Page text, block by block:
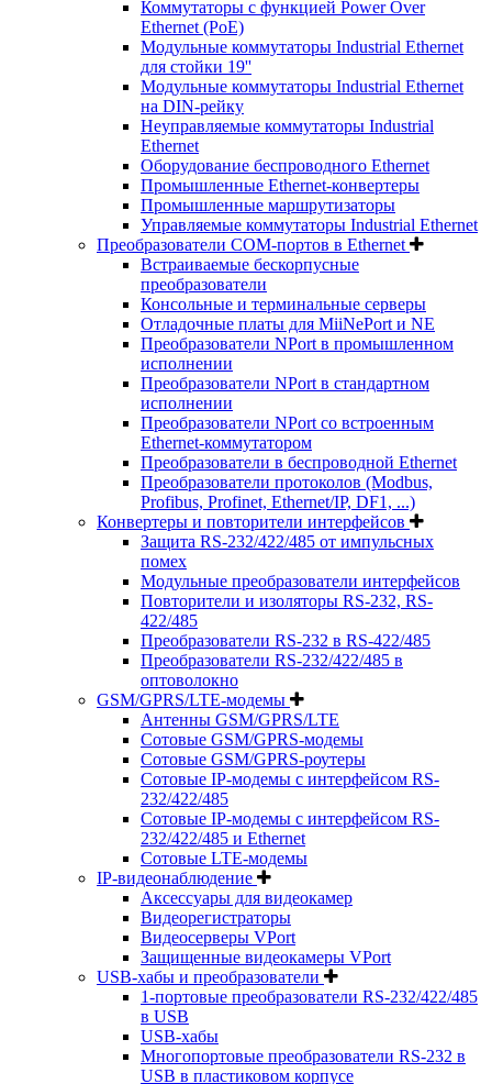
Коммутаторы с функцией Power Over
Ethernet (PoE)
Модульные коммутаторы Industrial Ethernet
для стойки 19''
Модульные коммутаторы Industrial Ethernet
на DIN-рейку
Неуправляемые коммутаторы Industrial
Ethernet
Оборудование беспроводного Ethernet
Промышленные Ethernet-конвертеры
Промышленные маршрутизаторы
Управляемые коммутаторы Industrial Ethernet
Преобразователи COM-портов в Ethernet
Встраиваемые бескорпусные
преобразователи
Консольные и терминальные серверы
Отладочные платы для MiiNePort и NE
Преобразователи NPort в промышленном
исполнении
Преобразователи NPort в стандартном
исполнении
Преобразователи NPort со встроенным
Ethernet-коммутатором
Преобразователи в беспроводной Ethernet
Преобразователи протоколов (Modbus,
Profibus, Profinet, Ethernet/IP, DF1, ...)
Конвертеры и повторители интерфейсов
Защита RS-232/422/485 от импульсных
помех
Модульные преобразователи интерфейсов
Повторители и изоляторы RS-232, RS-
422/485
Преобразователи RS-232 в RS-422/485
Преобразователи RS-232/422/485 в
оптоволокно
GSM/GPRS/LTE-модемы
Антенны GSM/GPRS/LTE
Сотовые GSM/GPRS-модемы
Сотовые GSM/GPRS-роутеры
Сотовые IP-модемы с интерфейсом RS-
232/422/485
Сотовые IP-модемы с интерфейсом RS-
232/422/485 и Ethernet
Сотовые LTE-модемы
IP-видеонаблюдение
Аксессуары для видеокамер
Видеорегистраторы
Видеосерверы VPort
Защищенные видеокамеры VPort
USB-хабы и преобразователи
1-портовые преобразователи RS-232/422/485
в USB
USB-хабы
Многопортовые преобразователи RS-232 в
USB в пластиковом корпусе